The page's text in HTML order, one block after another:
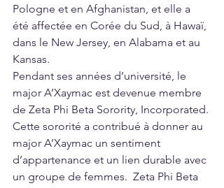
Pologne et en Afghanistan, et elle a
été affectée en Corée du Sud, à Hawaï,
dans le New Jersey, en Alabama et au
Kansas.
Pendant ses années d’université, le
major A’Xaymac est devenue membre
de Zeta Phi Beta Sorority, Incorporated.
Cette sororité a contribué à donner au
major A’Xaymac un sentiment
d’appartenance et un lien durable avec
un groupe de femmes.  Zeta Phi Beta